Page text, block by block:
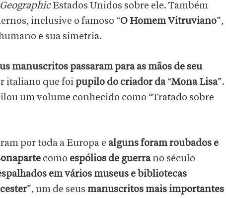
Estados Unidos sobre ele. Também
inclusive o famoso “O Homem Vitruviano”,
e sua simetria.
manuscritos passaram para as mãos de seu
italiano que foi pupilo do criador da“Mona Lisa”.
um volume conhecido como “Tratado sobre
por toda a Europa e alguns foram roubados e
como espólios de guerrano século
em vários museus e bibliotecas
”, um de seus manuscritos mais importantes